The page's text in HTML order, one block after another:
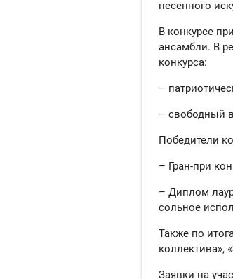
песенного
В конкурсе
ансамбли. В
конкурса:
–
– свободный
Победители
– Гран-при
– Диплом
сольное
Также по
коллектива»,
Заявки на